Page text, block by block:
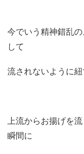
今でいう精神錯乱
して
流されないように
上流からお揚げを
瞬間に